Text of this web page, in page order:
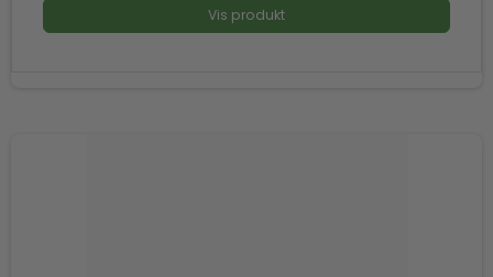
Vis produkt